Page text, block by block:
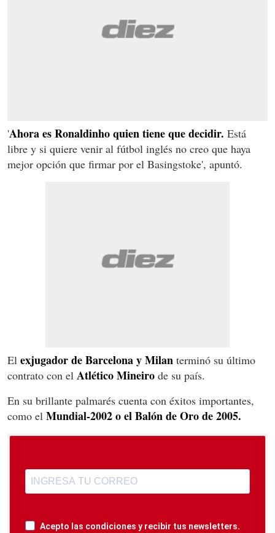
'Ahora es Ronaldinho quien tiene que decidir. Está
libre y si quiere venir al fútbol inglés no creo que haya
mejor opción que firmar por el Basingstoke', apuntó.
El exjugador de Barcelona y Milan terminó su último
contrato con el Atlético Mineiro de su país.
En su brillante palmarés cuenta con éxitos importantes,
como el Mundial-2002 o el Balón de Oro de 2005.
Acepto las condiciones y recibir tus newsletters.